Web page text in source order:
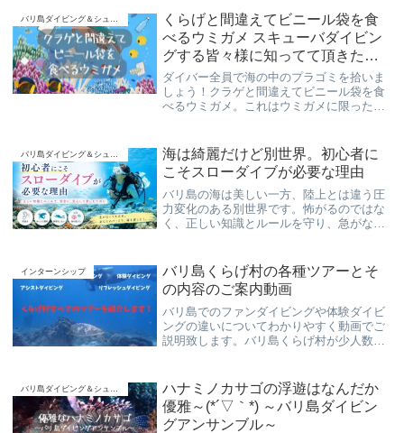
バリ島ダイビング＆シュノーケリング
くらげと間違えてビニール袋を食
べるウミガメ スキューバダイビン
グする皆々様に知ってて頂きたい
事
ダイバー全員で海の中のプラゴミを拾いま
しょう！クラゲと間違えてビニール袋を食
べるウミガメ。これはウミガメに限った事
ます。
バリ島ダイビング＆シュノーケリング
海は綺麗だけど別世界。初心者に
こそスローダイブが必要な理由
バリ島の海は美しい一方、陸上とは違う圧
力変化のある別世界です。怖がるのではな
く、正しい知識とルールを守り、急がない
インターンシップ
バリ島くらげ村の各種ツアーとそ
の内容のご案内動画
バリ島でのファンダイビングや体験ダイビ
ングの違いについてわかりやすく動画でご
説明致します。バリ島くらげ村が少人数で
ハナミノカサゴの浮遊はなんだか
優雅～(*´▽｀*) ～バリ島ダイビン
グアンサンブル～